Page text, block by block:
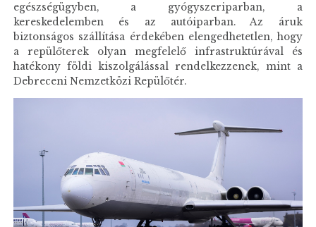
egészségügyben, a gyógyszeriparban, a
kereskedelemben és az autóiparban. Az áruk
biztonságos szállítása érdekében elengedhetetlen, hogy
a repülőterek olyan megfelelő infrastruktúrával és
hatékony földi kiszolgálással rendelkezzenek, mint a
Debreceni Nemzetközi Repülőtér.